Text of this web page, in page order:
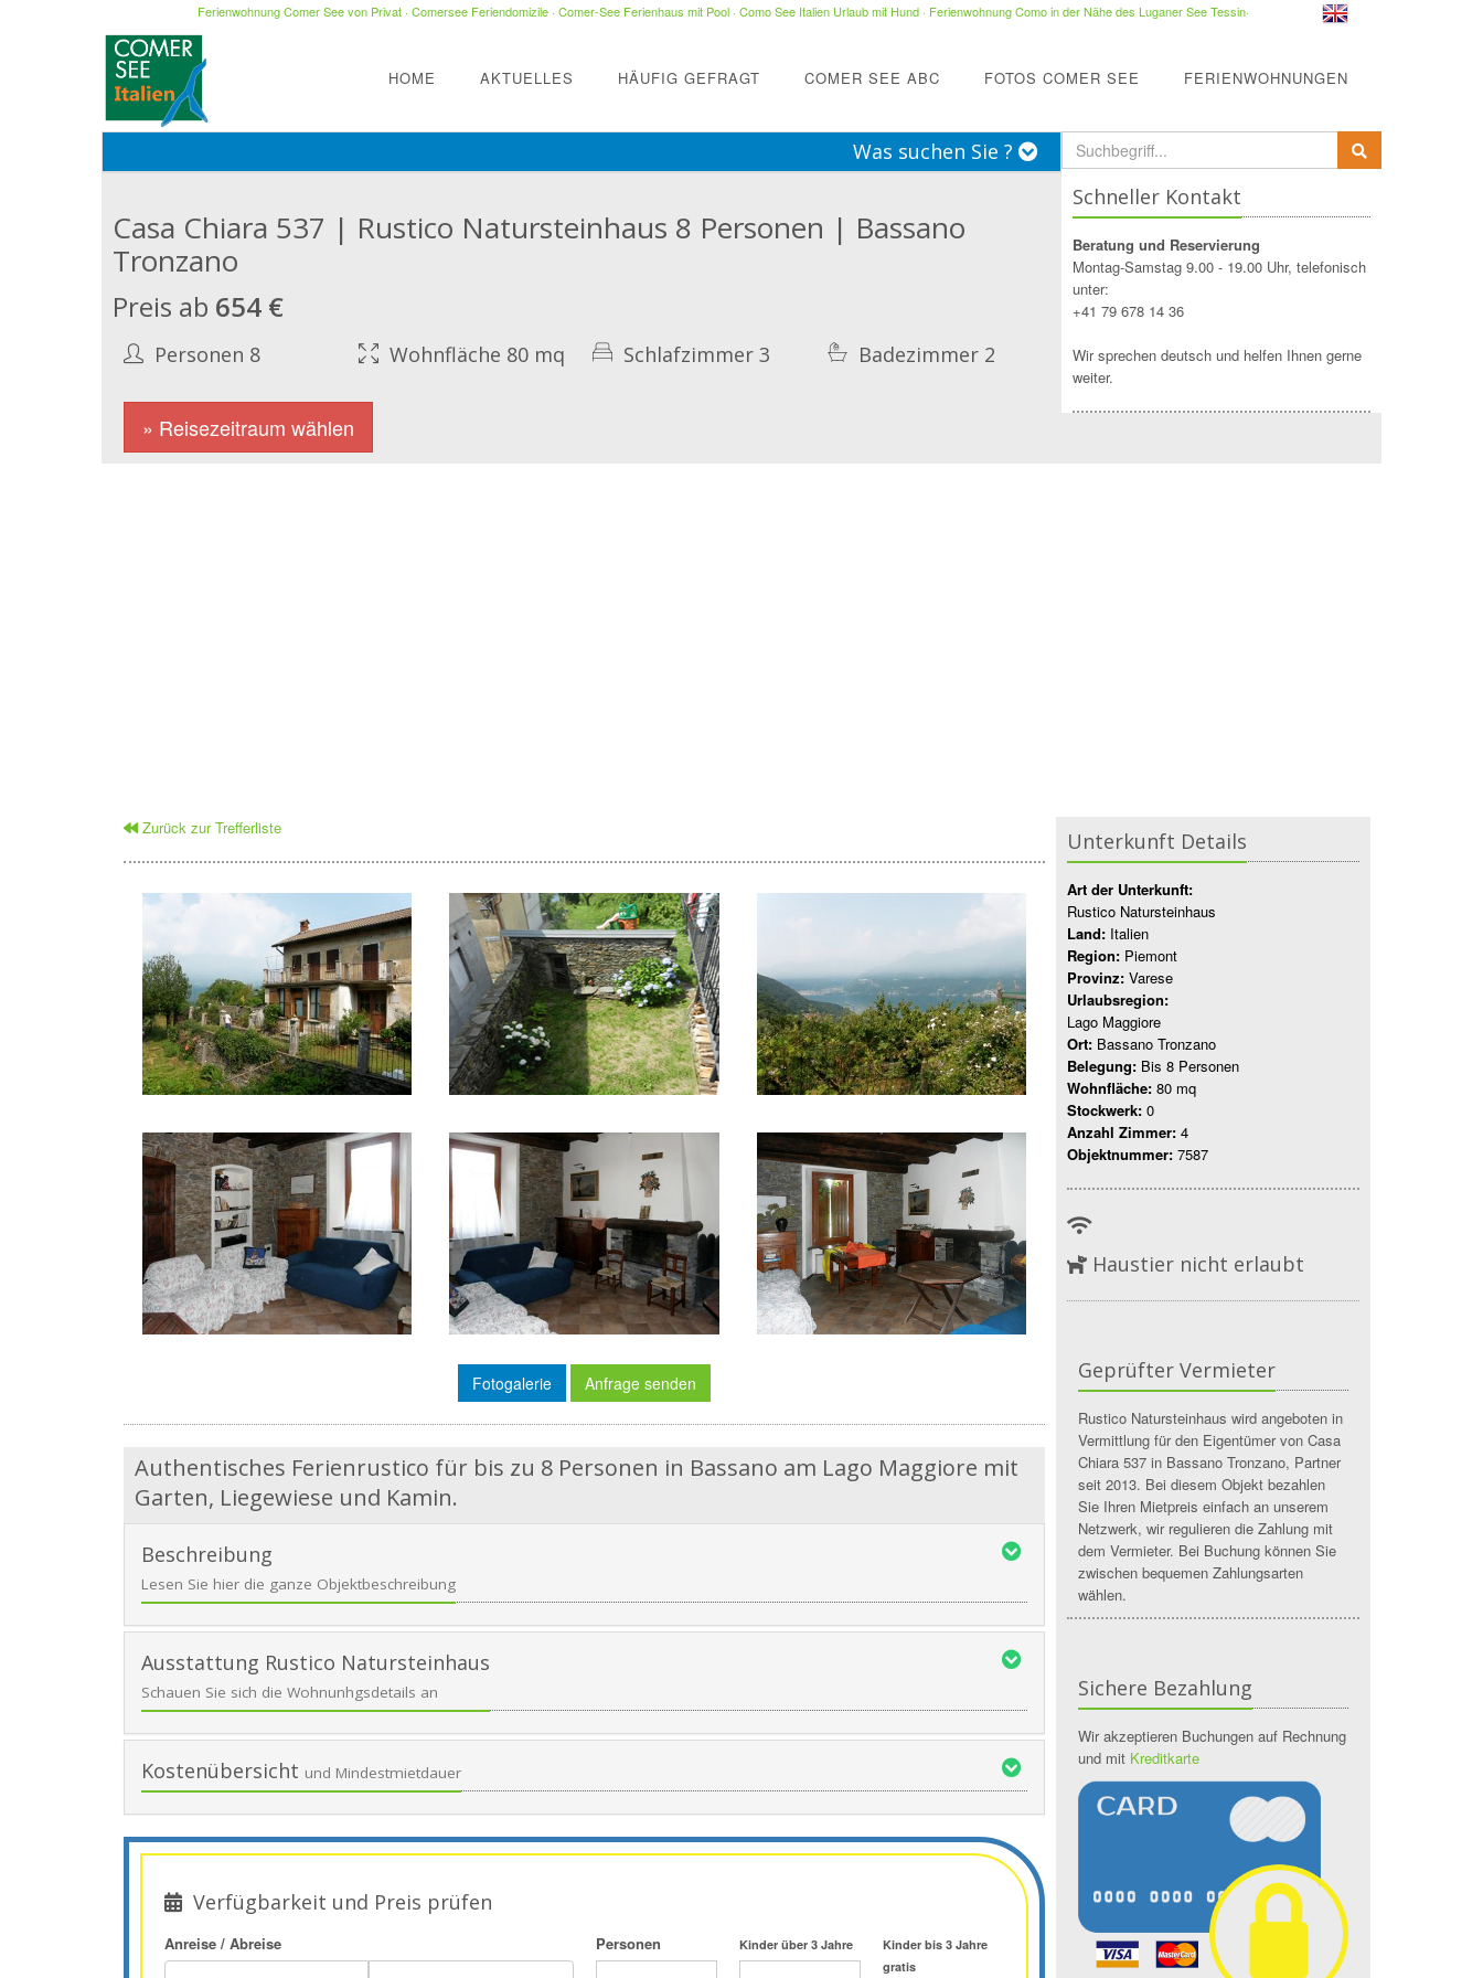
Ferienwohnung Comer See von Privat· Comersee Feriendomizile· Comer-See Ferienhaus mit Pool· Como See Italien Urlaub mit Hund· Ferienwohnung Como in der Nähe des Luganer See Tessin·
HOME AKTUELLES HÄUFIG GEFRAGT COMER SEE ABC FOTOS COMER SEE FERIENWOHNUNGEN
Was suchen Sie ?
Casa Chiara 537 | Rustico Natursteinhaus 8 Personen | Bassano
Tronzano
Preis ab 654 €
Personen 8 Wohnfläche 80 mq Schlafzimmer 3 Badezimmer 2
» Reisezeitraum wählen
Schneller Kontakt
Beratung und Reservierung
Montag-Samstag 9.00 - 19.00 Uhr, telefonisch
unter:
+41 79 678 14 36
Wir sprechen deutsch und helfen Ihnen gerne
weiter.
Zurück zur Trefferliste
Fotogalerie Anfrage senden
Authentisches Ferienrustico für bis zu 8 Personen in Bassano am Lago Maggiore mit
Garten, Liegewiese und Kamin.
Beschreibung
Lesen Sie hier die ganze Objektbeschreibung
Ausstattung Rustico Natursteinhaus
Schauen Sie sich die Wohnunhgsdetails an
Kostenübersicht und Mindestmietdauer
Verfügbarkeit und Preis prüfen
Anreise / Abreise Personen Kinder über 3 Jahre
Kinder bis 3 Jahre
gratis
Unterkunft Details
Art der Unterkunft:
Rustico Natursteinhaus
Land: Italien
Region: Piemont
Provinz: Varese
Urlaubsregion:
Lago Maggiore
Ort: Bassano Tronzano
Belegung: Bis 8 Personen
Wohnfläche: 80 mq
Stockwerk: 0
Anzahl Zimmer: 4
Objektnummer: 7587
Haustier nicht erlaubt
Geprüfter Vermieter
Rustico Natursteinhaus wird angeboten in
Vermittlung für den Eigentümer von Casa
Chiara 537 in Bassano Tronzano, Partner
seit 2013. Bei diesem Objekt bezahlen
Sie Ihren Mietpreis einfach an unserem
Netzwerk, wir regulieren die Zahlung mit
dem Vermieter. Bei Buchung können Sie
zwischen bequemen Zahlungsarten
wählen.
Sichere Bezahlung
Wir akzeptieren Buchungen auf Rechnung
und mit Kreditkarte